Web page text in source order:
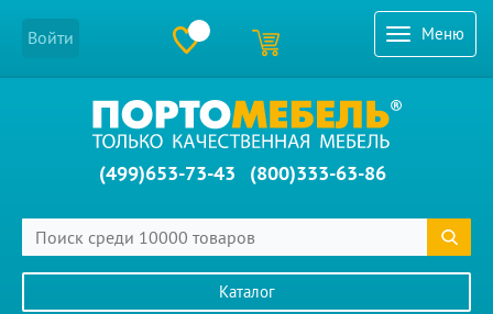
Меню
Войти
(499)653-73-43 (800)333-63-86
Каталог